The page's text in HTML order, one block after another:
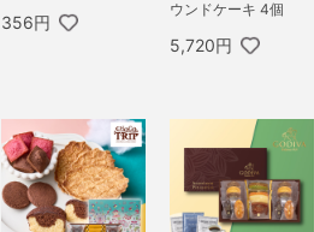
356円
ウンドケーキ 4個
5,720円